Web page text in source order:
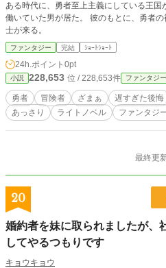
ある時代に、勇者至上主義にしている王国
働いていた男が居た。 彼のもとに、勇者
士が来る。
ファンタジー 完結 ｼｮｰﾄｼｮｰﾄ
24h.ポイント 0pt
小説 228,653 位 / 228,653件 ファンタジー
勇者 冒険者 ざまぁ 遅すぎた後悔
あっさり
ライトノベル ファンタジ
最終更
20
婚約者を妹に取られましたが、
してやるつもりです
キョウキョウ